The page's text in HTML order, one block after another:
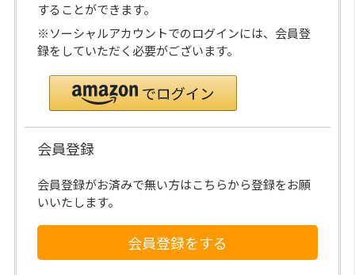
することができます。
※ソーシャルアカウントでのログインには、会員登
録をしていただく必要がございます。
会員登録
会員登録がお済みで無い方はこちらから登録をお願
いいたします。
会員登録をする